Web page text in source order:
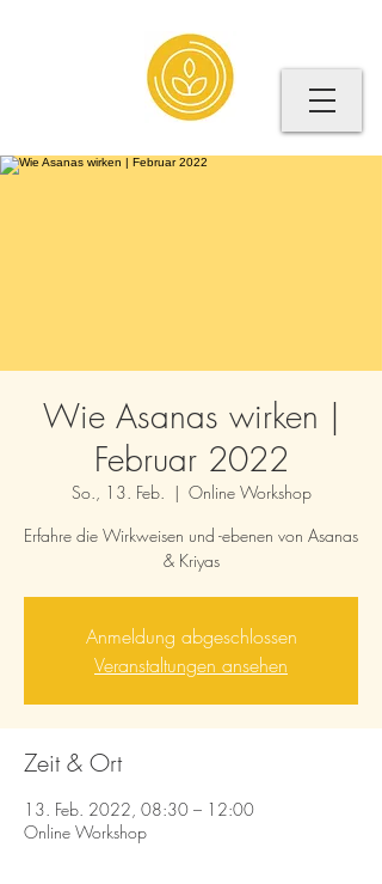
Wie Asanas wirken |
Februar 2022
So., 13. Feb.
  |
Online Workshop
Erfahre die Wirkweisen und -ebenen von Asanas
& Kriyas
Anmeldung abgeschlossen
Veranstaltungen ansehen
Zeit & Ort
13. Feb. 2022, 08:30 – 12:00
Online Workshop